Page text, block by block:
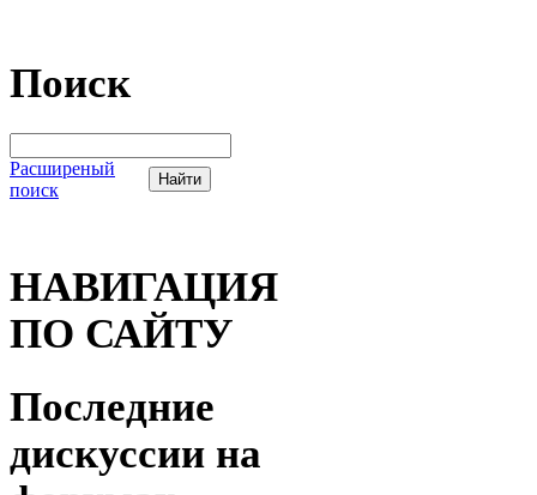
Поиск
Расширеный
поиск
НАВИГАЦИЯ
ПО САЙТУ
Последние
дискуссии на